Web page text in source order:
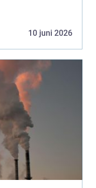
10 juni 2026